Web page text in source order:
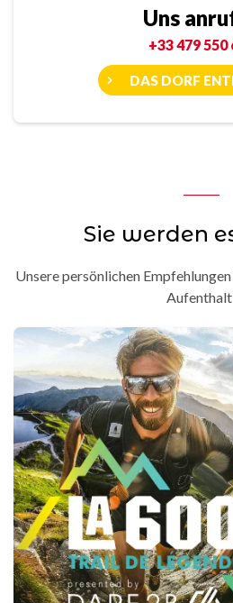
Uns
+33 479 550
DAS DORF
Sie werden
Unsere persönlichen